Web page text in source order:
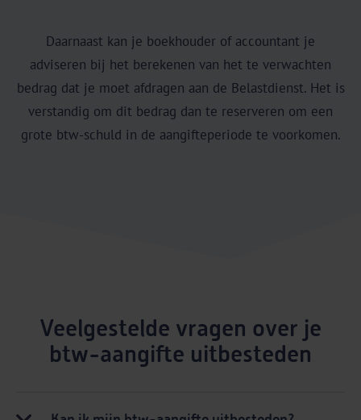
Daarnaast kan je boekhouder of accountant je
adviseren bij het berekenen van het te verwachten
bedrag dat je moet afdragen aan de Belastdienst. Het is
verstandig om dit bedrag dan te reserveren om een
grote btw-schuld in de aangifteperiode te voorkomen.
Veelgestelde vragen over je
btw-aangifte uitbesteden